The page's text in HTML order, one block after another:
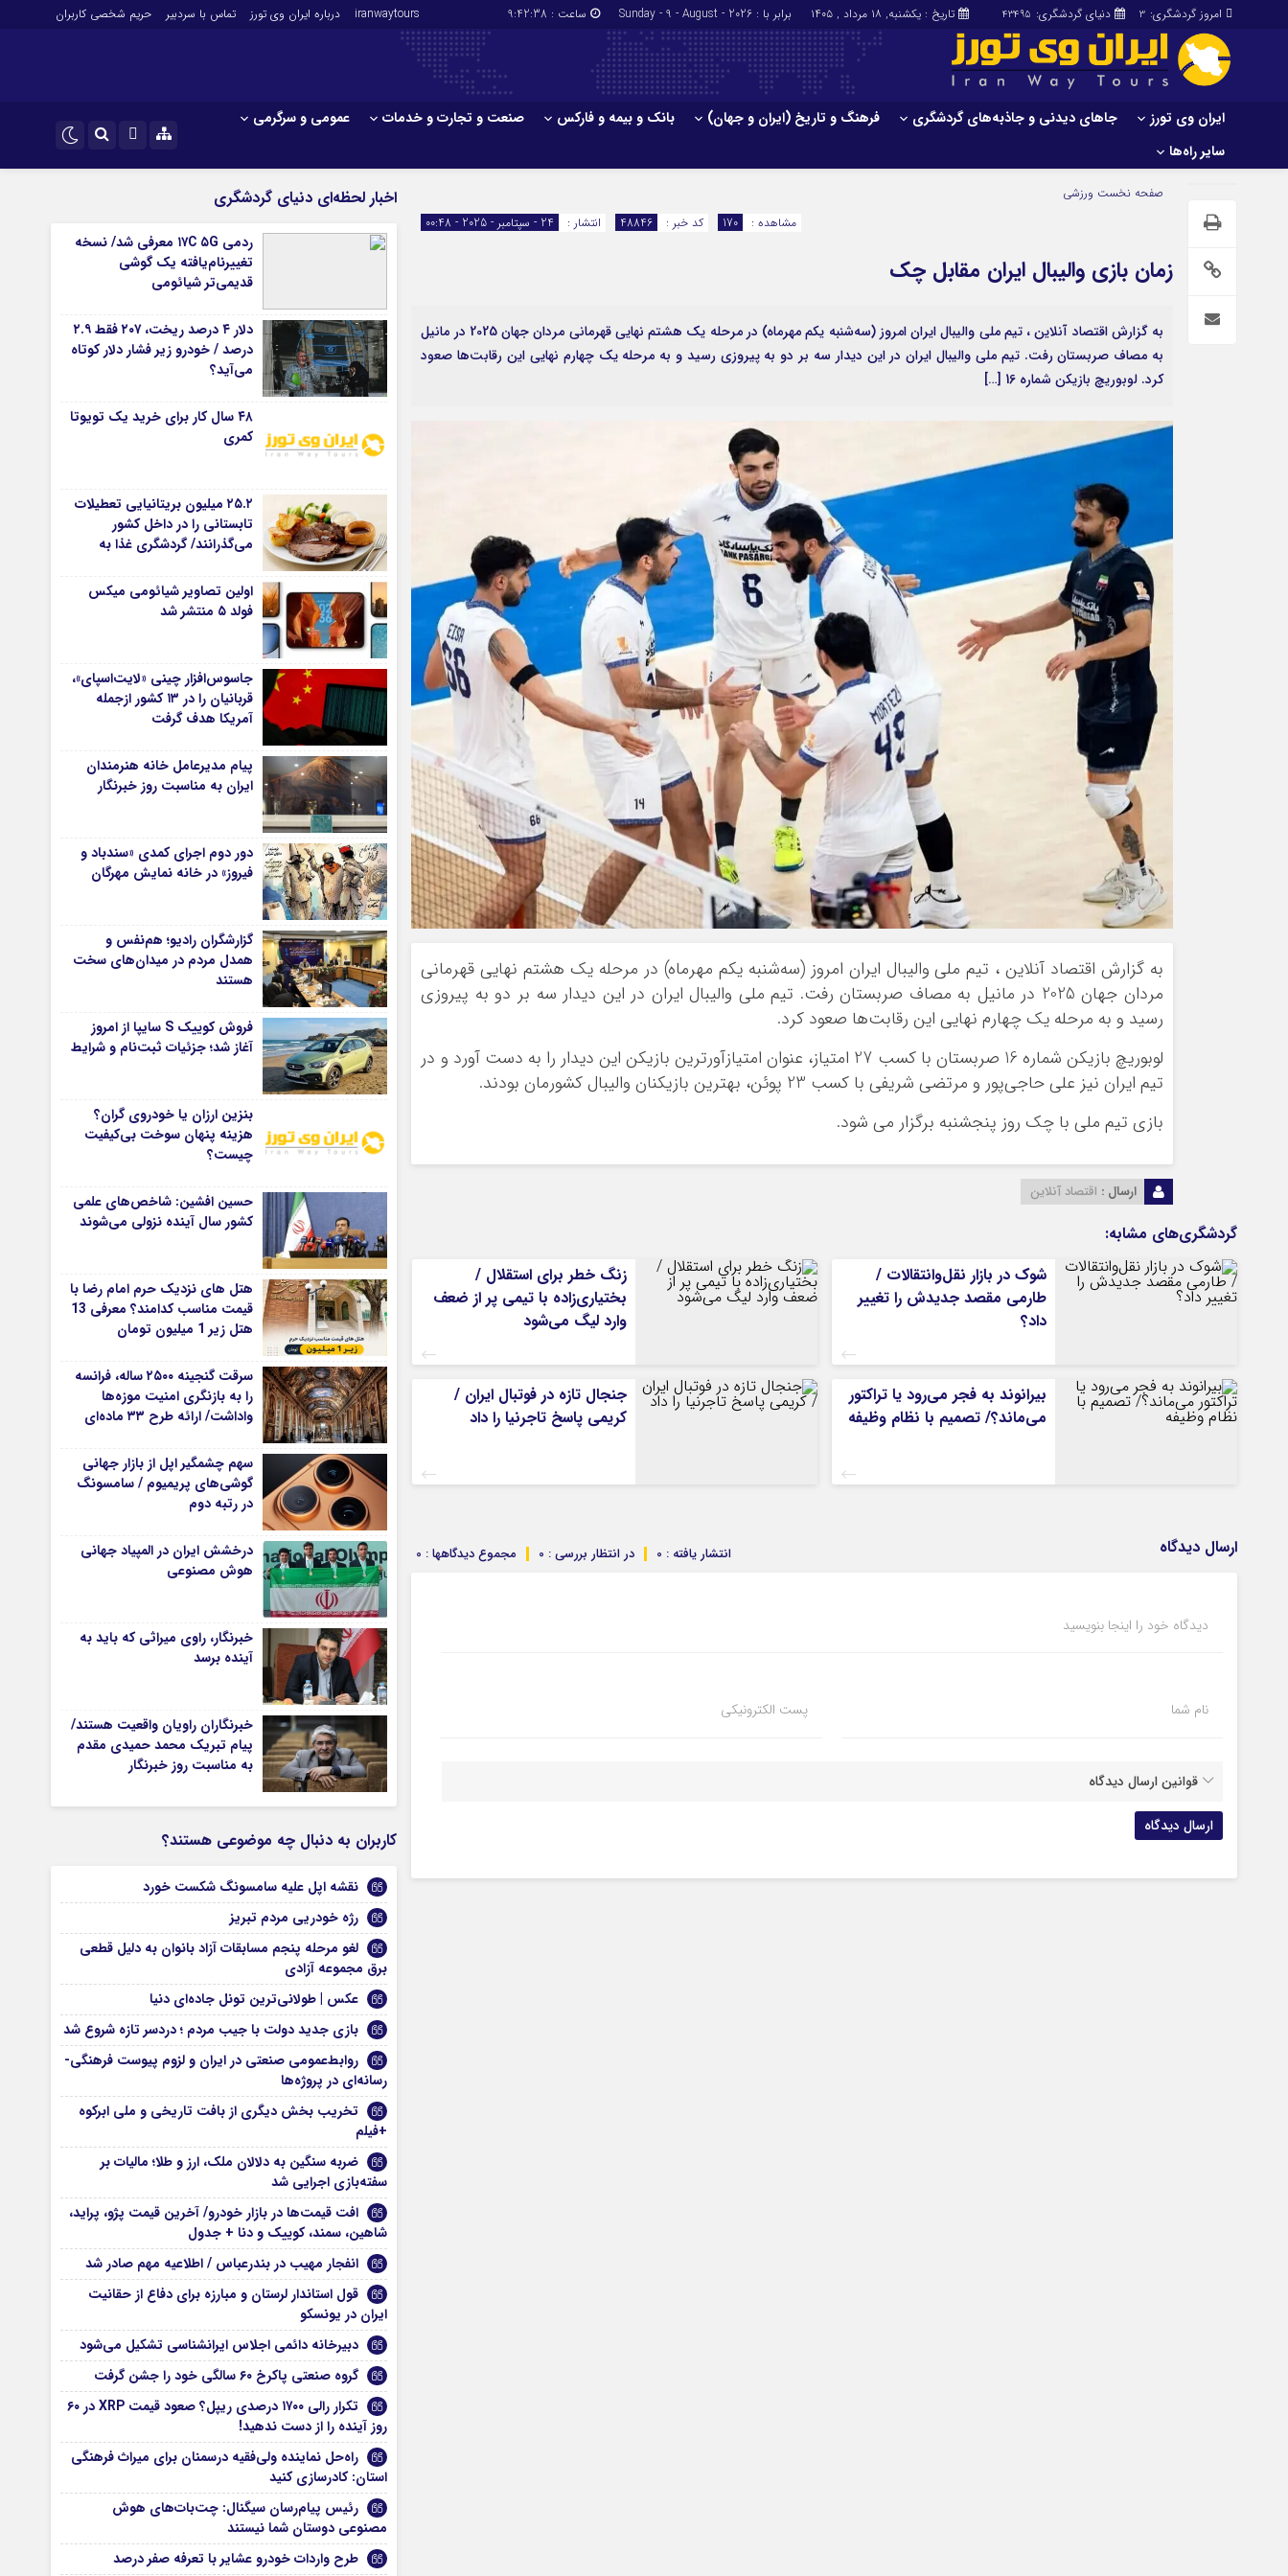
دنیای گردشگری: 43495 امروز گردشگری: 3 تاریخ : یکشنبه, ۱۸ مرداد , ۱۴۰۵ برابر با : Sunday - 9 - August - 2026 ساعت : 9:42:39
iranwaytours درباره ایران وی تورز تماس با سردبیر حریم شخصی کاربران
ایران وی تورز جاهای دیدنی و جاذبه‌های گردشگری فرهنگ و تاریخ (ایران و جهان) بانک و بیمه و فارکس صنعت و تجارت و خدمات
عمومی و سرگرمی
سایر راه‌ها
اینستاگرام
ایران وی تورز
شرایط بازنشر محتوا در ایران وی تورز
ایران سفر تور
غذا و رستوران
گزارش‌های خبری میراث فرهنگی
بانک و بیمه و فارکس
ارزدیجیتال
صنعت و تجارت و خدمات
اقتصاد گردشگری
خودرو
عمومی و سرگرمی
پزشکی، سلامت و زیبایی
سایر راه‌ها
بلیط اتوبوس
مسیرهای نجف به کربلا
صفحه نخست ورزشی
انتشار :
24 - سپتامبر - 2025 - 00:48 کد خبر : 48846 مشاهده : 170
زمان بازی والیبال ایران مقابل چک
به گزارش اقتصاد آنلاین ، تیم ملی والیبال ایران امروز (سه‌شنبه یکم مهرماه) در مرحله یک هشتم نهایی قهرمانی مردان جهان 2025 در مانیل
به مصاف صربستان رفت. تیم ملی والیبال ایران در این دیدار سه بر دو به پیروزی رسید و به مرحله یک چهارم نهایی این رقابت‌ها صعود
کرد. لوبوریچ بازیکن شماره 16 […]
به گزارش اقتصاد آنلاین ، تیم ملی والیبال ایران امروز (سه‌شنبه یکم مهرماه) در مرحله یک هشتم نهایی قهرمانی
مردان جهان 2025 در مانیل به مصاف صربستان رفت. تیم ملی والیبال ایران در این دیدار سه بر دو به پیروزی
رسید و به مرحله یک چهارم نهایی این رقابت‌ها صعود کرد.
لوبوریچ بازیکن شماره 16 صربستان با کسب 27 امتیاز، عنوان امتیازآورترین بازیکن این دیدار را به دست آورد و در
تیم ایران نیز علی حاجی‌پور و مرتضی شریفی با کسب 23 پوئن، بهترین بازیکنان والیبال کشورمان بودند.
بازی تیم ملی با چک روز پنجشنبه برگزار می شود.
ارسال : اقتصاد آنلاین
گردشگری‌های مشابه:
شوک در بازار نقل‌وانتقالات /
طارمی مقصد جدیدش را تغییر
داد؟
زنگ خطر برای استقلال /
بختیاری‌زاده با تیمی پر از ضعف
وارد لیگ می‌شود
بیرانوند به فجر می‌رود یا تراکتور
می‌ماند؟/ تصمیم با نظام وظیفه
جنجال تازه در فوتبال ایران /
کریمی پاسخ تاجرنیا را داد
ارسال دیدگاه مجموع دیدگاهها : 0 در انتظار بررسی : 0 انتشار یافته : 0
دیدگاه خود را اینجا بنویسید
نام شما پست الکترونیکی
قوانین ارسال دیدگاه
اخبار لحظه‌ای دنیای گردشگری
ردمی ۱۷C ۵G معرفی شد/ نسخه
تغییرنام‌یافته یک گوشی
قدیمی‌تر شیائومی
دلار ۴ درصد ریخت، ۲۰۷ فقط ۲.۹
درصد / خودرو زیر فشار دلار کوتاه
می‌آید؟
۴۸ سال کار برای خرید یک تویوتا
کمری
۲۵.۲ میلیون بریتانیایی تعطیلات
تابستانی را در داخل کشور
می‌گذرانند/ گردشگری غذا به
تبدیل شد
اولین تصاویر شیائومی میکس
فولد ۵ منتشر شد
جاسوس‌افزار چینی «لایت‌اسپای»،
قربانیان را در ۱۳ کشور ازجمله
آمریکا هدف گرفت
پیام مدیرعامل خانه هنرمندان
ایران به مناسبت روز خبرنگار
دور دوم اجرای کمدی «سندباد و
فیروز» در خانه نمایش مهرگان
گزارشگران رادیو؛ هم‌نفس و
همدل مردم در میدان‌های سخت
هستند
فروش کوییک S سایپا از امروز
آغاز شد؛ جزئیات ثبت‌نام و شرایط
بنزین ارزان یا خودروی گران؟
هزینه پنهان سوخت بی‌کیفیت
چیست؟
حسین افشین: شاخص‌های علمی
کشور سال آینده نزولی می‌شوند
هتل های نزدیک حرم امام رضا با
قیمت مناسب کدامند؟ معرفی 13
هتل زیر 1 میلیون تومان
سرقت گنجینه ۲۵۰۰ ساله، فرانسه
را به بازنگری امنیت موزه‌ها
واداشت/ ارائه طرح ۳۳ ماده‌ای
سهم چشمگیر اپل از بازار جهانی
گوشی‌های پریمیوم / سامسونگ
در رتبه دوم
درخشش ایران در المپیاد جهانی
هوش مصنوعی
خبرنگار، راوی میراثی که باید به
آینده برسد
خبرنگاران راویان واقعیت هستند/
پیام تبریک محمد حمیدی مقدم
به مناسبت روز خبرنگار
کاربران به دنبال چه موضوعی هستند؟
نقشه اپل علیه سامسونگ شکست خورد
رژه خودریی مردم تبریز
لغو مرحله پنجم مسابقات آزاد بانوان به دلیل قطعی
برق مجموعه آزادی
عکس | طولانی‌ترین تونل‌ جاده‌ای دنیا
بازی جدید دولت با جیب مردم ؛ دردسر تازه شروع شد
روابط‌عمومی صنعتی در ایران و لزوم پیوست فرهنگی-
رسانه‌ای در پروژه‌ها
تخریب بخش دیگری از بافت تاریخی و ملی ابرکوه
+فیلم
ضربه سنگین به دلالان ملک، ارز و طلا؛ مالیات بر
سفته‌بازی اجرایی شد
افت قیمت‌ها در بازار خودرو/ آخرین قیمت پژو، پراید،
شاهین، سمند، کوییک و دنا + جدول
انفجار مهیب در بندرعباس / اطلاعیه مهم صادر شد
قول استاندار لرستان و مبارزه برای دفاع از حقانیت
ایران در یونسکو
دبیرخانه دائمی اجلاس ایرانشناسی تشکیل می‌شود
گروه صنعتی پاکرخ ۶۰ سالگی خود را جشن گرفت
تکرار رالی ۱۷۰۰ درصدی ریپل؟ صعود قیمت XRP در ۶۰
روز آینده را از دست ندهید!
راه‌حل نماینده ولی‌فقیه درسمنان برای میراث فرهنگی
استان: کادرسازی کنید
رئیس پیام‌رسان سیگنال: چت‌بات‌های هوش
مصنوعی دوستان شما نیستند
طرح واردات خودرو عشایر با تعرفه صفر درصد